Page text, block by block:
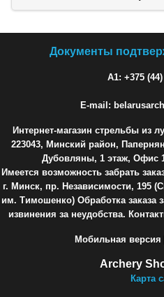
Документы
A1: +375
E-mail:
Интернет-магазин стрельбы из
223043, Минский район,
Дубовляны, 1 этаж, Офис
Имеется возможность забрать
г. Минск, пр. Независимости, 195
им. Тимошенко) Обработка заказа
извинения за неудобства.
Мобильная версия |
Archery
Карта